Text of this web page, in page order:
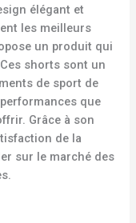
élégant et
les meilleurs
un produit qui
shorts sont un
de sport de
que
Grâce à son
de la
sur le marché des